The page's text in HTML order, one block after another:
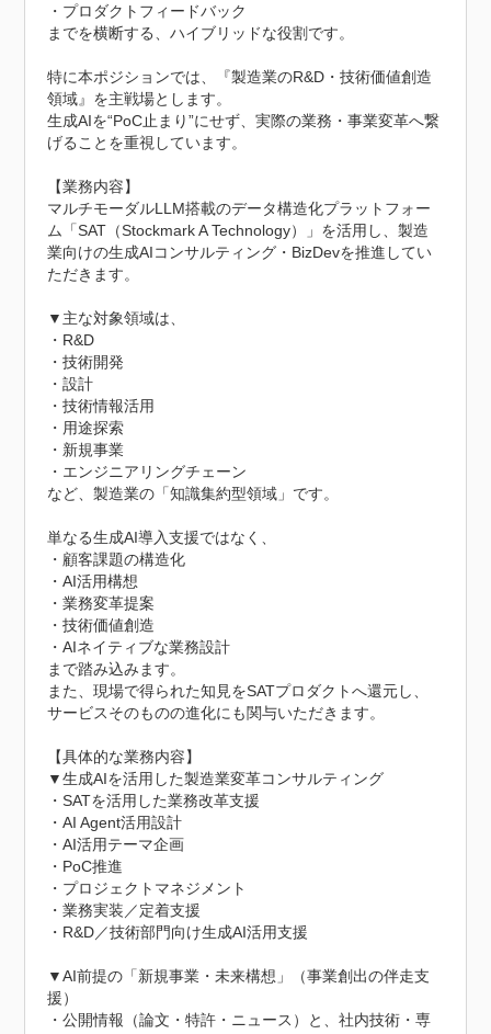
・プロダクトフィードバック
までを横断する、ハイブリッドな役割です。
特に本ポジションでは、『製造業のR&D・技術価値創造
領域』を主戦場とします。
生成AIを“PoC止まり”にせず、実際の業務・事業変革へ繋
げることを重視しています。
【業務内容】
マルチモーダルLLM搭載のデータ構造化プラットフォー
ム「SAT（Stockmark A Technology）」を活用し、製造
業向けの生成AIコンサルティング・BizDevを推進してい
ただきます。
▼主な対象領域は、
・R&D
・技術開発
・設計
・技術情報活用
・用途探索
・新規事業
・エンジニアリングチェーン
など、製造業の「知識集約型領域」です。
単なる生成AI導入支援ではなく、
・顧客課題の構造化
・AI活用構想
・業務変革提案
・技術価値創造
・AIネイティブな業務設計
まで踏み込みます。
また、現場で得られた知見をSATプロダクトへ還元し、
サービスそのものの進化にも関与いただきます。
【具体的な業務内容】
▼生成AIを活用した製造業変革コンサルティング
・SATを活用した業務改革支援
・AI Agent活用設計
・AI活用テーマ企画
・PoC推進
・プロジェクトマネジメント
・業務実装／定着支援
・R&D／技術部門向け生成AI活用支援
▼AI前提の「新規事業・未来構想」（事業創出の伴走支
援）
・公開情報（論文・特許・ニュース）と、社内技術・専